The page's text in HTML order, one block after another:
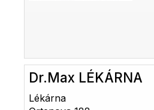
Dr.Max LÉKÁRNA
Lékárna